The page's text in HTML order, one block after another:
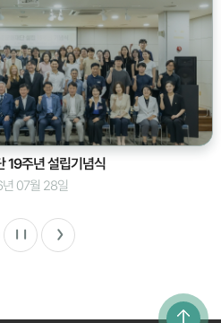
19주년 설립기념식
07월 28일